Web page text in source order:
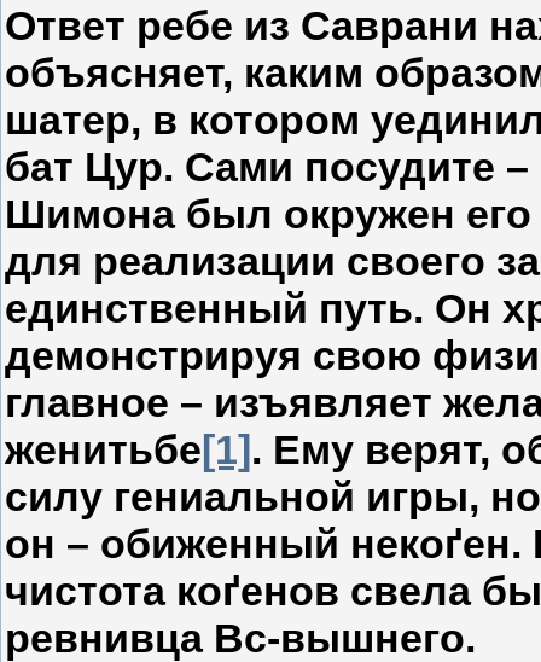
Ответ ребе из Саврани
объясняет, каким
шатер, в котором
бат Цур. Сами посудите
Шимона был окружен
для реализации своего
единственный путь. Он
демонстрируя свою
главное – изъявляет
женитьбе[1]. Ему верят,
силу гениальной игры,
он – обиженный некоґен.
чистота коґенов свела
ревнивца Вс-вышнего.